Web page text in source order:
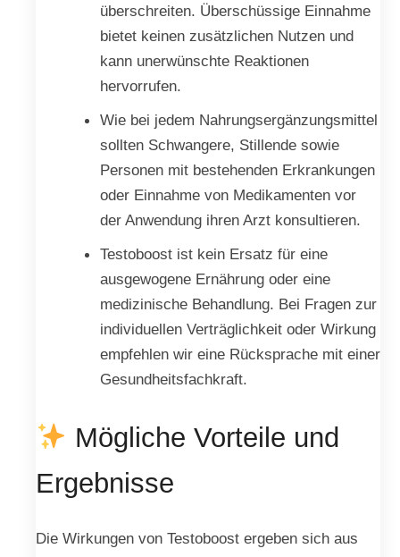
überschreiten. Überschüssige Einnahme
bietet keinen zusätzlichen Nutzen und
kann unerwünschte Reaktionen
hervorrufen.
Wie bei jedem Nahrungsergänzungsmittel
sollten Schwangere, Stillende sowie
Personen mit bestehenden Erkrankungen
oder Einnahme von Medikamenten vor
der Anwendung ihren Arzt konsultieren.
Testoboost ist kein Ersatz für eine
ausgewogene Ernährung oder eine
medizinische Behandlung. Bei Fragen zur
individuellen Verträglichkeit oder Wirkung
empfehlen wir eine Rücksprache mit einer
Gesundheitsfachkraft.
Mögliche Vorteile und
Ergebnisse
Die Wirkungen von Testoboost ergeben sich aus